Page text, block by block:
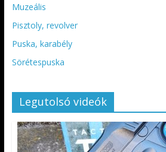
Muzeális
Pisztoly, revolver
Puska, karabély
Sörétespuska
Legutolsó videók